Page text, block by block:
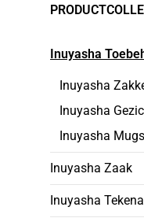
Inuyasha
Inuyasha
Inuyasha
Inuyasha Mugs
Inuyasha Zaak
Inuyasha